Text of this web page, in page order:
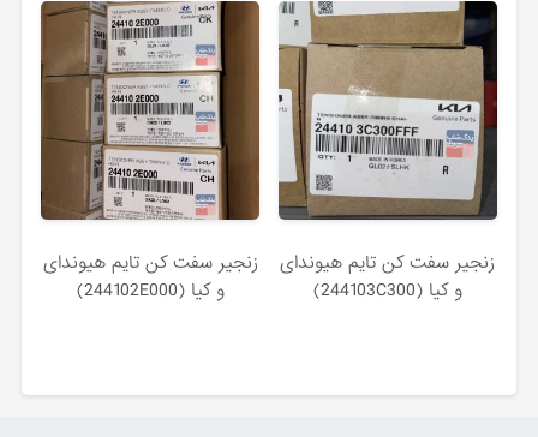
زنجير سفت كن تایم هیوندای
و کیا (244103C300)
زنجير سفت كن تایم هیوندای
و کیا (244102E000)